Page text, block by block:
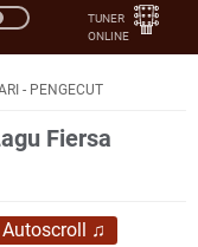
- PENGECUT
Fiersa
Autoscroll ♫